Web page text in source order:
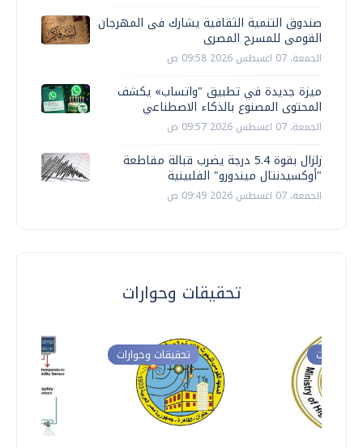
صندوق التنمية الثقافية يشارك فى المهرجان
القومى للمسرح المصرى
الجمعة، 07 اغسطس 2026 09:58 ص
ميزة جديدة في تطبيق "واتساب» يكشف
المحتوى المصنوع بالذكاء الاصطناعي
الجمعة، 07 اغسطس 2026 09:57 ص
زلزال بقوة 5.4 درجة يضرب قبالة مقاطعة
"أوكسيدنتال ميندورو" الفلبينية
الجمعة، 07 اغسطس 2026 09:49 ص
تحقيقات وحوارات
تحقيقات وحوارات وحوارات